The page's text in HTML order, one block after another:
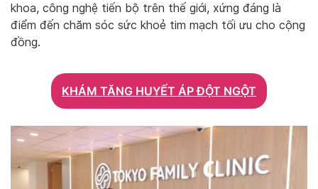
khoa, công nghệ tiến bộ trên thế giới, xứng đáng là
điểm đến chăm sóc sức khoẻ tim mạch tối ưu cho cộng
đồng.
KHÁM TĂNG HUYẾT ÁP ĐỘT NGỘT